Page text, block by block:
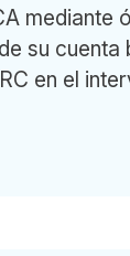
mediante
su cuenta
en el